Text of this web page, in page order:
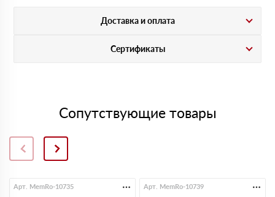
Доставка и оплата
Сертификаты
Сопутствующие товары
Арт. MemRo-10735 Арт. MemRo-10739